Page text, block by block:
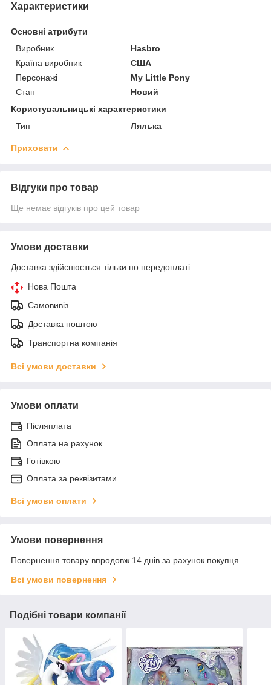
Характеристики
Основні атрибути
Виробник
Hasbro
Країна виробник
США
Персонажі
My Little Pony
Стан
Новий
Користувальницькі характеристики
Тип
Лялька
Приховати
Відгуки про товар
Ще немає відгуків про цей товар
Умови доставки
Доставка здійснюється тільки по передоплаті.
Нова Пошта
Самовивіз
Доставка поштою
Транспортна компанія
Всі умови доставки
Умови оплати
Післяплата
Оплата на рахунок
Готівкою
Оплата за реквізитами
Всі умови оплати
Умови повернення
Повернення товару впродовж 14 днів за рахунок покупця
Всі умови повернення
Подібні товари компанії